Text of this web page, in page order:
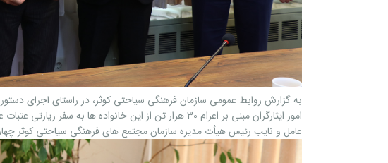
به گزارش روابط عمومی سازمان فرهنگی سیاحتی کوثر، در راستای اجرای
امور ایثارگران مبنی بر اعزام 30 هزار تن از این خانواده ها
عامل و نایب رئیس هیأت مدیره سازمان مجتمع های فرهنگی سیاحتی کوثر